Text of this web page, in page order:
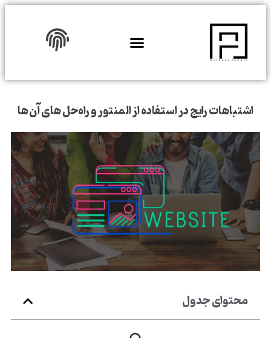
اشتباهات رایج در استفاده از المنتور و راه‌حل‌ های آن‌ ها
محتوای جدول